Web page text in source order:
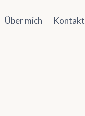
Über mich Kontakt